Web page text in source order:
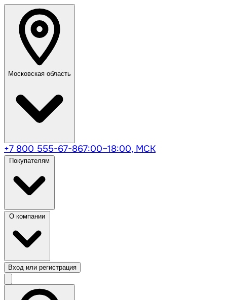
Московская область
+7 800 555-67-867:00–18:00, МСК
Вход или регистрация